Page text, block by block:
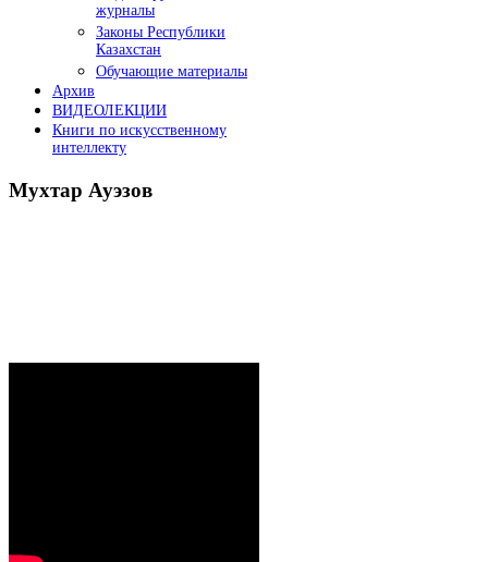
журналы
Законы Республики
Казахстан
Обучающие материалы
Архив
ВИДЕОЛЕКЦИИ
Книги по искусственному
интеллекту
Мухтар Ауэзов